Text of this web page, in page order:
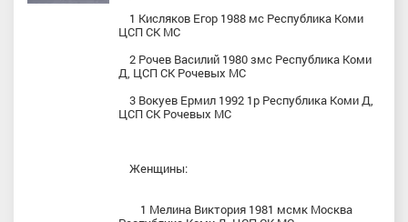
1 Кисляков Егор 1988 мс Республика Коми
ЦСП СК МС
2 Рочев Василий 1980 змс Республика Коми
Д, ЦСП СК Рочевых МС
3 Вокуев Ермил 1992 1р Республика Коми Д,
ЦСП СК Рочевых МС
Женщины:
1 Мелина Виктория 1981 мсмк Москва